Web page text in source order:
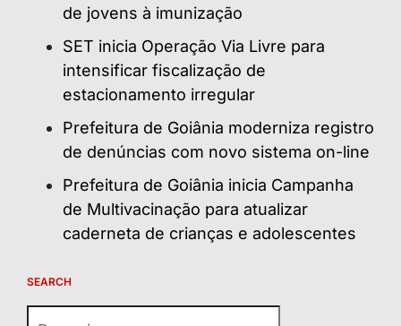
de jovens à imunização
SET inicia Operação Via Livre para
intensificar fiscalização de
estacionamento irregular
Prefeitura de Goiânia moderniza registro
de denúncias com novo sistema on-line
Prefeitura de Goiânia inicia Campanha
de Multivacinação para atualizar
caderneta de crianças e adolescentes
SEARCH